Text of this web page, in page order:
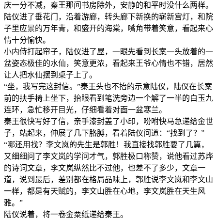
庆一分不减，秦王那间书房除外，安静的和平时没什么两样。
陆仪进了垂花门，沿着游廊，转头廊下新换的崭新宫灯，和院
子里应景的万年青，和盛开的海棠，嘴角带着笑意，看起来心
情十分愉快。
小内侍打起帘子，陆仪进了屋，一眼先看到长案一头放着的一
盆姿态极佳的水仙，笑意更浓，看起来王爷心情也不错，居然
让人把水仙摆到桌子上了。
“坐，我写完这封信。”秦王头也不抬的示意陆仪，陆仪在长案
前的扶手椅上坐下，抬眼看到笔洗旁边一个解了一半的白玉九
连环，急忙移开目光，仔细看着对面一盆寒兰。
秦王很快写好了信，亲手漆封盖了小印，吩咐快马急递给金世
子，站起来，伸展了几下胳膊，看着陆仪问道：“找到了？”
“哪还用找？李文岚的先生是郭胜！我直接找郭胜要了几篇，
又细细问了李文岚的学问才气，郭胜极口称赞，说他看过苏烨
的诗词文章，李文岚纵然比不过他，也差不了多少，文章一
道，说到最后，差别都在格局品味上，郭胜说李文岚和李文山
一样，都是有天赋的，李文山胜在心地，李文岚胜在天生风
雅。”
陆仪说着，将一卷金粟纸递给秦王。